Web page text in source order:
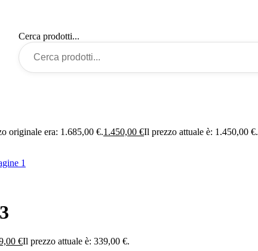
Cerca prodotti...
originale era: 1.685,00 €.1.450,00 €Il prezzo attuale è: 1.450,00 €.
€Il prezzo attuale è: 339,00 €.